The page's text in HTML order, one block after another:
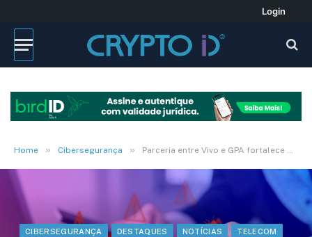
Login
Home » Cibersegurança » Parceria entre Vivo e GPA fortalece proteção digital da varejista contra ataques cibernéticos
CIBERSEGURANÇA DESTAQUES NOTÍCIAS TELECOM